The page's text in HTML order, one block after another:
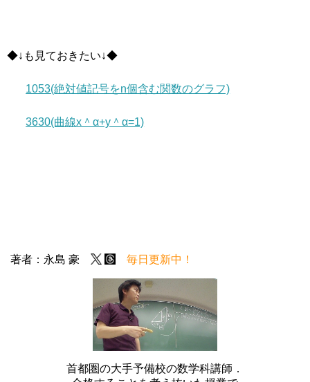
◆↓も見ておきたい↓◆
1053(絶対値記号をn個含む関数のグラフ)
3630(曲線x＾α+y＾α=1)
著者：永島 豪 毎日更新中！
首都圏の大手予備校の数学科講師．